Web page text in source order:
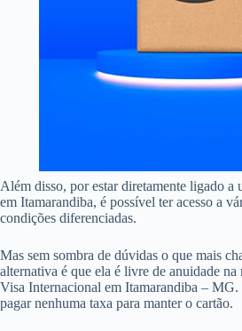
Além disso, por estar diretamente ligado a
em Itamarandiba, é possível ter acesso a
condições diferenciadas.
Mas sem sombra de dúvidas o que mais
alternativa é que ela é livre de anuidade
Visa Internacional em Itamarandiba – MG.
pagar nenhuma taxa para manter o cartão.